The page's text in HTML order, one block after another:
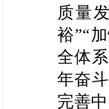
质量
裕”“
全体
年奋
完善